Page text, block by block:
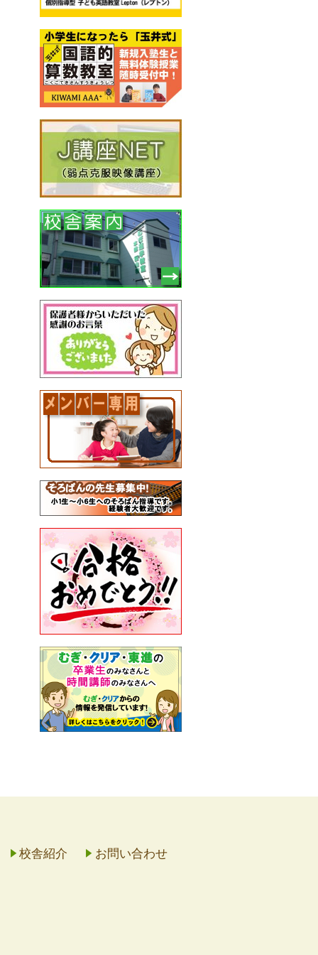
校舎紹介 お問い合わせ